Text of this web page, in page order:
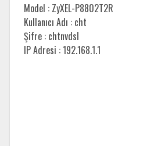
Model : ZyXEL-P8802T2R
Kullanıcı Adı : cht
Şifre : chtnvdsl
IP Adresi : 192.168.1.1